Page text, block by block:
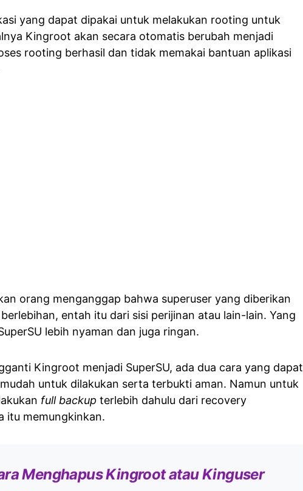
yang dapat dipakai untuk melakukan rooting untuk
Kingroot akan secara otomatis berubah menjadi
rooting berhasil dan tidak memakai bantuan aplikasi
orang menganggap bahwa superuser yang diberikan
entah itu dari sisi perijinan atau lain-lain. Yang
lebih nyaman dan juga ringan.
Kingroot menjadi SuperSU, ada dua cara yang dapat
untuk dilakukan serta terbukti aman. Namun untuk
full backup terlebih dahulu dari recovery
itu memungkinkan.
Menghapus Kingroot atau Kinguser